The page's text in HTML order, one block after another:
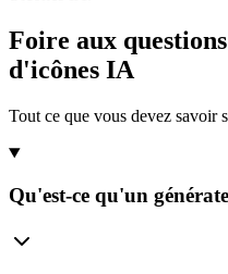
Foire aux
d'icônes IA
Tout ce que vous devez savoir
Qu'est-ce qu'un